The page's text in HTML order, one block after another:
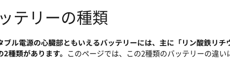
テリーの種類
ブル電源の心臓部ともいえるバッテリーには、主に「リン酸鉄リ
2種類があります。
このページでは、この2種類のバッテリーの違い